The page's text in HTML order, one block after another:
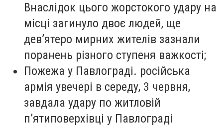
Внаслідок цього жорстокого удару на
місці загинуло двоє людей, ще
дев’ятеро мирних жителів зазнали
поранень різного ступеня важкості;
Пожежа у Павлограді. російська
армія увечері в середу, 3 червня,
завдала удару по житловій
п’ятиповерхівці у Павлограді